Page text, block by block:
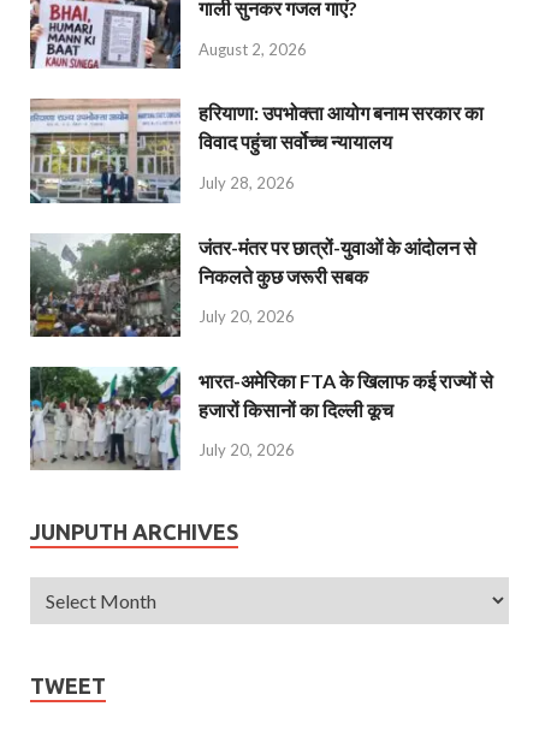
गाली सुनकर गजल गाएं?
August 2, 2026
हरियाणा: उपभोक्ता आयोग बनाम सरकार का
विवाद पहुंचा सर्वोच्च न्यायालय
July 28, 2026
जंतर-मंतर पर छात्रों-युवाओं के आंदोलन से
निकलते कुछ जरूरी सबक
July 20, 2026
भारत-अमेरिका FTA के खिलाफ कई राज्यों से
हजारों किसानों का दिल्ली कूच
July 20, 2026
JUNPUTH ARCHIVES
TWEET